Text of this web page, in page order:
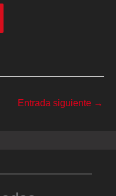
Entrada siguiente →